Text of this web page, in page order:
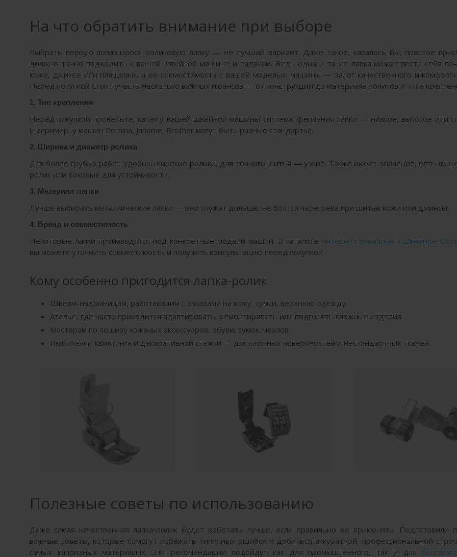
На что обратить внимание при выборе
Выбрать первую попавшуюся роликовую лапку — не лучший вариант. Даже такое, казалось бы, простое
должно точно подходить к вашей швейной машине и задачам. Ведь одна и та же лапка может вести себя
коже, джинсе или плащевке, а её совместимость с вашей моделью машины — залог качественного и
Перед покупкой стоит учесть несколько важных нюансов — от конструкции до материала роликов и типа
1. Тип крепления
Перед покупкой проверьте, какая у вашей швейной машины система крепления лапки — низкое, высокое или
(например, у машин Bernina, Janome, Brother могут быть разные стандарты).
2. Ширина и диаметр ролика
Для более грубых работ удобны широкие ролики, для точного шитья — узкие. Также имеет значение, есть ли
ролик или боковые для устойчивости.
3. Материал лапки
Лучше выбирать металлические лапки — они служат дольше, не боятся перегрева при шитье кожи или джинсы.
4. Бренд и совместимость
Некоторые лапки производятся под конкретные модели машин. В каталоге интернет-магазина «Швейное
вы можете уточнить совместимость и получить консультацию перед покупкой.
Кому особенно пригодится лапка-ролик
Швеям-надомницам, работающим с заказами на кожу, сумки, верхнюю одежду.
Ателье, где часто приходится адаптировать, ремонтировать или подгонять сложные изделия.
Мастерам по пошиву кожаных аксессуаров, обуви, сумок, чехлов.
Любителям квилтинга и декоративной стёжки — для сложных поверхностей и нестандартных тканей.
Полезные советы по использованию
Даже самая качественная лапка-ролик будет работать лучше, если правильно её применять. Подготовили
важные советы, которые помогут избежать типичных ошибок и добиться аккуратной, профессиональной
самых капризных материалах. Эти рекомендации подойдут как для промышленного, так и для